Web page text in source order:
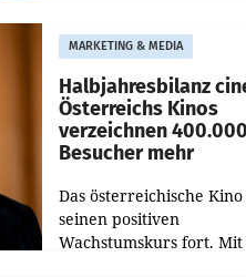
Schwebe bleiben. Eine
Richterin setzte den
MARKETING & MEDIA
Halbjahresbilanz
Österreichs Kinos
verzeichnen 400.000
Besucher mehr
Das österreichische Kino
seinen positiven
Wachstumskurs fort.